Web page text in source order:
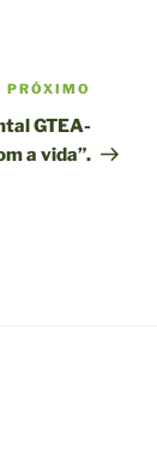
PRÓXIMO
GTEA-
a vida”.